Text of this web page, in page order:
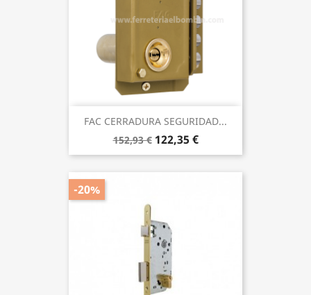
FAC CERRADURA SEGURIDAD...
152,93 € 122,35 €
-20%